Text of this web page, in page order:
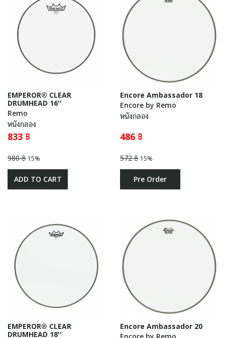
EMPEROR® CLEAR
DRUMHEAD 16''
Remo
หนังกลอง
833 ฿
980 ฿ 15%
ADD TO CART
Encore Ambassador 18
Encore by Remo
หนังกลอง
486 ฿
572 ฿ 15%
Pre Order
EMPEROR® CLEAR
DRUMHEAD 18''
Encore Ambassador 20